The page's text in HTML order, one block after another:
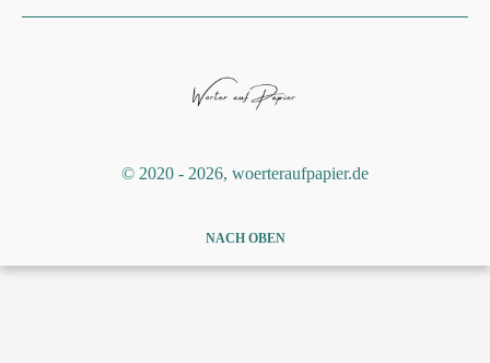
©️ 2020 - 2026, woerteraufpapier.de
NACH OBEN